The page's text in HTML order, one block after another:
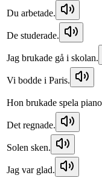
Du arbetade.
De studerade.
Jag brukade gå i skolan.
Vi bodde i Paris.
Hon brukade spela
Det regnade.
Solen sken.
Jag var glad.